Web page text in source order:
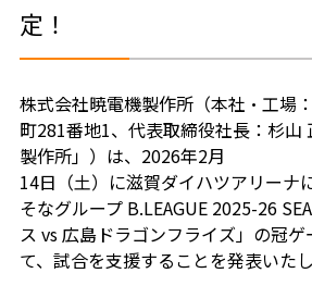
定！
株式会社暁電機製作所（本社・工場
町281番地1、代表取締役社長：杉山
製作所」）は、2026年2月
14日（土）に滋賀ダイハツアリーナ
そなグループ B.LEAGUE 2025-26
ス vs 広島ドラゴンフライズ」の冠
て、試合を支援することを発表いたし